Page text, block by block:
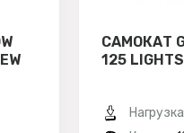
САМОКАТ
125